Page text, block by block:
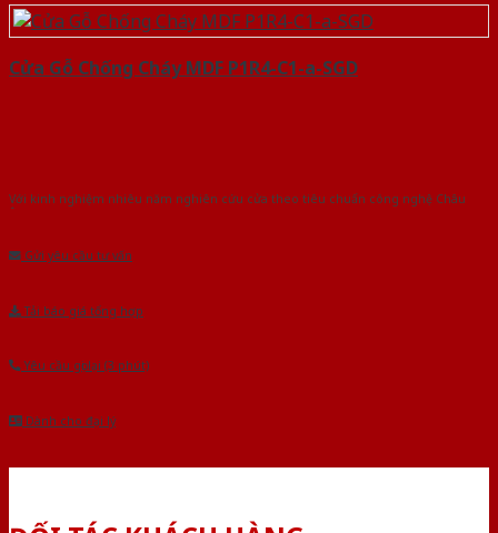
Cửa Gỗ Chống Cháy MDF P1R4-C1-a-SGD
Với kinh nghiệm nhiêu năm nghiên cứu cửa theo tiêu chuẩn công nghệ Châu
Âu.Chúng tôi tự tin là nhà sản xuất & cung cấp hàng đầu tại Việt Nam!
Gửi yêu cầu tư vấn
Tải báo giá tổng hợp
Yêu cầu gọi lại (3 phút)
Dành cho đại lý